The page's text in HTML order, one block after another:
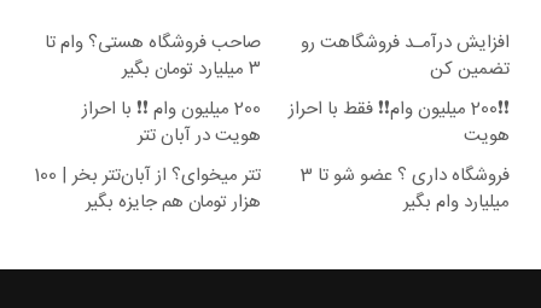
افزایش درآمـد فروشگاهت رو
تضمین کن
صاحب فروشگاه هستی؟ وام تا
۳ میلیارد تومان بگیر
❗❗200 میلیون وام❗❗ فقط با احراز
هویت
200 میلیون وام ❗❗ با احراز
هویت در آبان تتر
فروشگاه داری ؟ عضو شو تا 3
میلیارد وام بگیر
تتر میخوای؟ از آبان‌تتر بخر | 100
هزار تومان هم جایزه بگیر